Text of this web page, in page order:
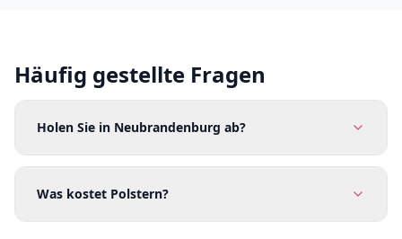
Häufig gestellte Fragen
Holen Sie in Neubrandenburg ab?
Was kostet Polstern?